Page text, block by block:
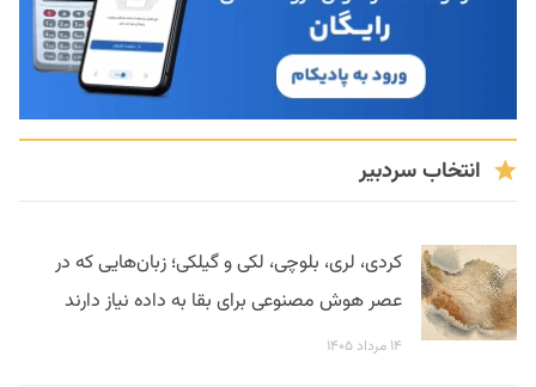
انتخاب سردبیر
کردی، لری، بلوچی، لکی و گیلکی؛ زبان‌هایی که در
عصر هوش مصنوعی برای بقا به داده نیاز دارند
۱۴ مرداد ۱۴۰۵